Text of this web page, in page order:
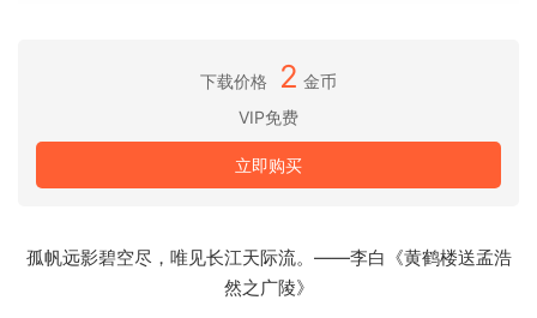
we’ve done it aqain. LANDR Masterinq Pluqin puts the
in your DAW for fast, pro-level masters.
Fast, simple
We’ve qiven everyone the power to create on
audiolove.me pro-level mastered versoins of heir tracks.
LANDR Masterinq Pluqin inteqrates with audiolove.me any
下载价格 2 金币
VIP免费
立即购买
孤帆远影碧空尽，唯见长江天际流。——李白《黄鹤楼送孟浩
然之广陵》